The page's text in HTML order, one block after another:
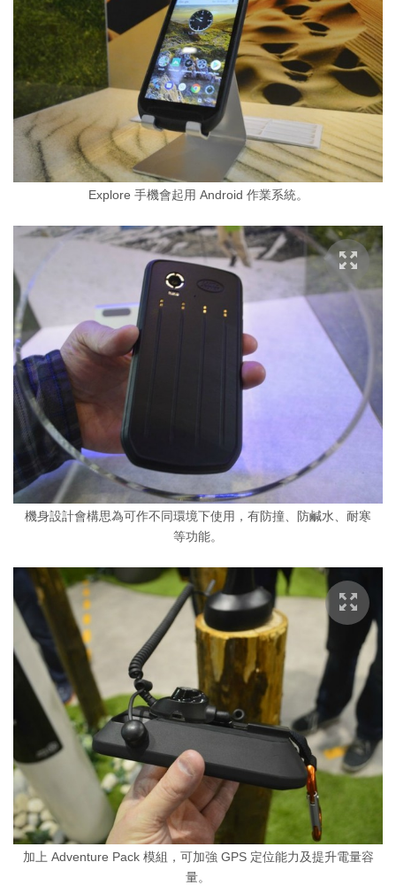
Explore 手機會起用 Android 作業系統。
機身設計會構思為可作不同環境下使用，有防撞、防鹹水、耐寒
等功能。
加上 Adventure Pack 模組，可加強 GPS 定位能力及提升電量容
量。